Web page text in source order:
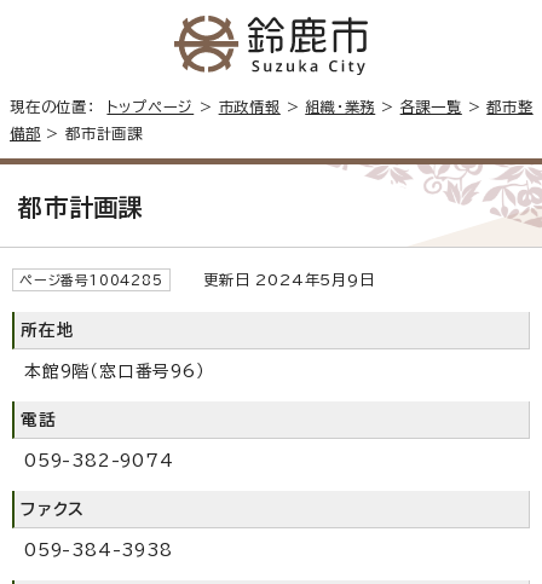
現在の位置： トップページ > 市政情報 >組織・業務 > 各課一覧 >都市整
備部 > 都市計画課
都市計画課
ページ番号1004285 更新日 2024年5月9日
所在地
本館9階（窓口番号96）
電話
059-382-9074
ファクス
059-384-3938